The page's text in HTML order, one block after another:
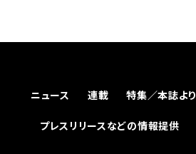
ニュース 連載 特集／本誌より
プレスリリースなどの情報提供